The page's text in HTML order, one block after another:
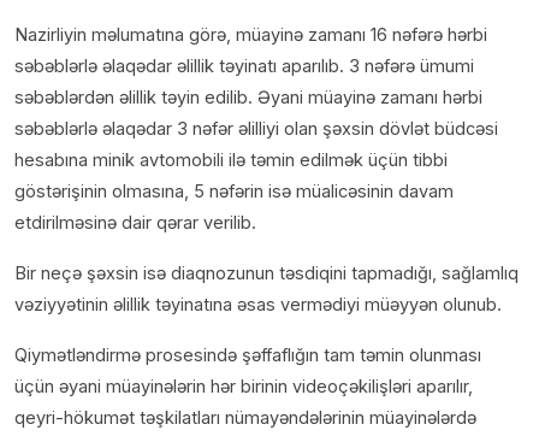
Nazirliyin məlumatına görə, müayinə zamanı 16 nəfərə hərbi
səbəblərlə əlaqədar əlillik təyinatı aparılıb. 3 nəfərə ümumi
səbəblərdən əlillik təyin edilib. Əyani müayinə zamanı hərbi
səbəblərlə əlaqədar 3 nəfər əlilliyi olan şəxsin dövlət büdcəsi
hesabına minik avtomobili ilə təmin edilmək üçün tibbi
göstərişinin olmasına, 5 nəfərin isə müalicəsinin davam
etdirilməsinə dair qərar verilib.
Bir neçə şəxsin isə diaqnozunun təsdiqini tapmadığı, sağlamlıq
vəziyyətinin əlillik təyinatına əsas vermədiyi müəyyən olunub.
Qiymətləndirmə prosesində şəffaflığın tam təmin olunması
üçün əyani müayinələrin hər birinin videoçəkilişləri aparılır,
qeyri-hökumət təşkilatları nümayəndələrinin müayinələrdə